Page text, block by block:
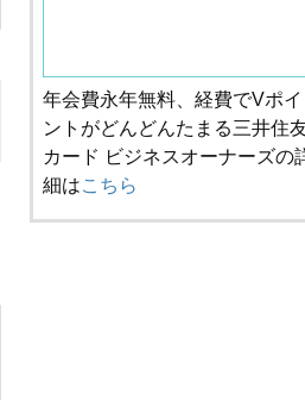
年会費永年無料、経費でVポイ
ントがどんどんたまる三井住
カード ビジネスオーナーズの
細はこちら